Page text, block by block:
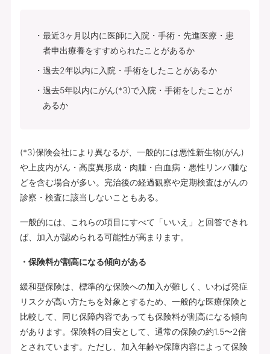
最近3ヶ月以内に医師に入院・手術・先進医療・患
者申出療養をすすめられたことがあるか
過去2年以内に入院・手術をしたことがあるか
過去5年以内にがん(*3)で入院・手術をしたことが
あるか
(*3)保険会社により異なるが、一般的には悪性新生物(がん)
や上皮内がん・高度異形成・肉腫・白血病・悪性リンパ腫な
どを含む場合が多い。完治後の経過観察や定期検査はがんの
診察・検査に該当しないこともある。
一般的には、これらの項目にすべて「いいえ」と回答できれ
ば、加入が認められる可能性が高まります。
・保険料が割高になる傾向がある
緩和型保険は、標準的な保険への加入が難しく、いわば発症
リスクが高い方たちを対象とするため、一般的な医療保険と
比較して、同じ保障内容であっても保険料が割高になる傾向
があります。保険料の目安として、通常の保険の約1.5〜2倍
とされています。ただし、加入年齢や保障内容によって保険